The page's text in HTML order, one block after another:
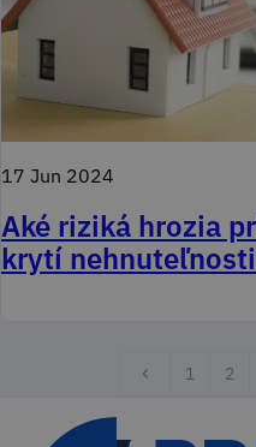
17 Jun 2024
Aké riziká hrozia
krytí
Page
1 Page
2